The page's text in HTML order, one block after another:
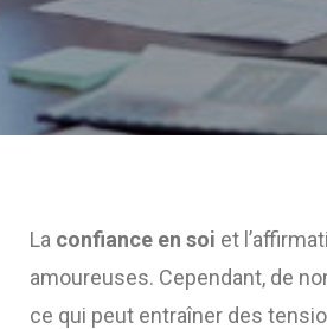
La confiance en soi et
amoureuses. Cependant, de
ce qui peut entraîner des